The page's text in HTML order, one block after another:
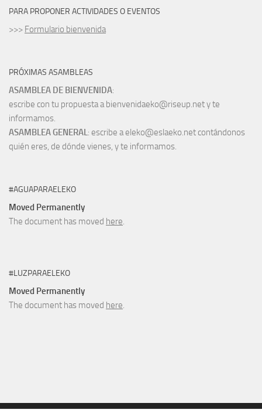
PARA PROPONER ACTIVIDADES O EVENTOS
>>> Formulario bienvenida
PRÓXIMAS ASAMBLEAS
ASAMBLEA DE BIENVENIDA:
escribe con tu propuesta a bienvenidaeko@riseup.net y te
informamos.
ASAMBLEA GENERAL: escribe a eleko@eslaeko.net contándonos
quién eres, de dónde vienes, y te informamos.
#AGUAPARAELEKO
Moved Permanently
The document has moved here.
#LUZPARAELEKO
Moved Permanently
The document has moved here.